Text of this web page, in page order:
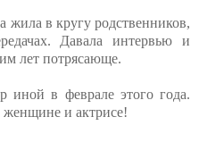
в кругу родственников,
Давала интервью и
лет потрясающе.
в феврале этого года.
женщине и актрисе!